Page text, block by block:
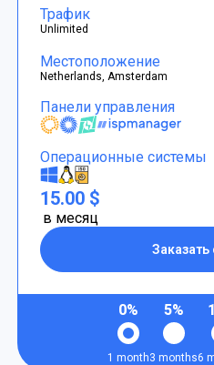
Трафик
Unlimited
Местоположение
Netherlands, Amsterdam
Панели управления
Операционные системы
15.00 $
в месяц
Заказать
0%
1 month
5%
3 months6